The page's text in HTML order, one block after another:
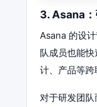
3. Asana：
Asana 的设
队成员也能
计、产品等跨
对于研发团